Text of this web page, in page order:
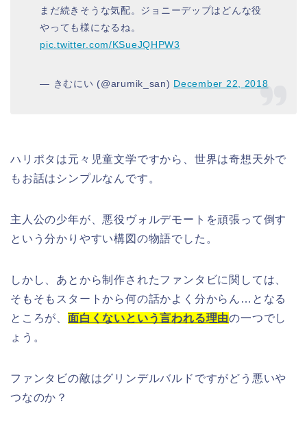
まだ続きそうな気配。ジョニーデップはどんな役
やっても様になるね。
pic.twitter.com/KSueJQHPW3
— きむにい (@arumik_san) December 22, 2018
ハリポタは元々児童文学ですから、世界は奇想天外で
もお話はシンプルなんです。
主人公の少年が、悪役ヴォルデモートを頑張って倒す
という分かりやすい構図の物語でした。
しかし、あとから制作されたファンタビに関しては、
そもそもスタートから何の話かよく分からん…となる
ところが、 面白くないという言われる理由の一つでし
ょう。
ファンタビの敵はグリンデルバルドですがどう悪いや
つなのか？